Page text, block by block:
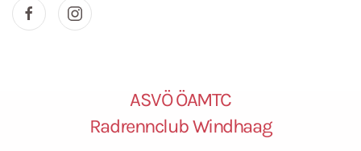
ASVÖ ÖAMTC
Radrennclub Windhaag